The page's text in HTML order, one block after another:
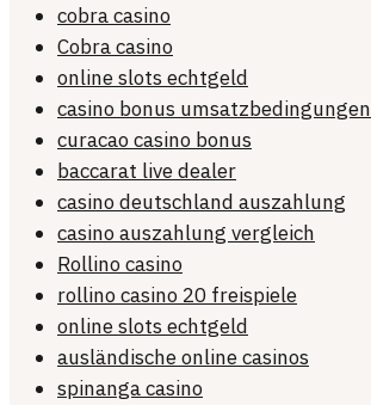
cobra casino
Cobra casino
online slots echtgeld
casino bonus umsatzbedingungen
curacao casino bonus
baccarat live dealer
casino deutschland auszahlung
casino auszahlung vergleich
Rollino casino
rollino casino 20 freispiele
online slots echtgeld
ausländische online casinos
spinanga casino